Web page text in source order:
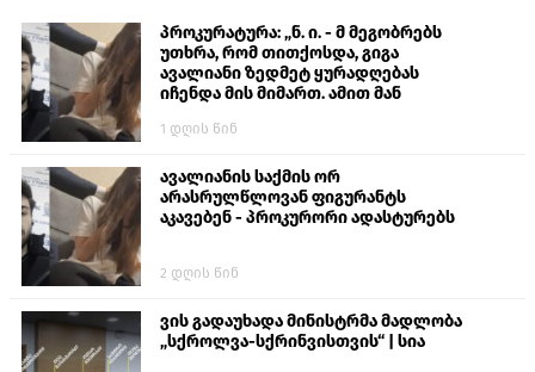
პროკურატურა: „ნ. ი. - მ მეგობრებს
უთხრა, რომ თითქოსდა, გიგა
ავალიანი ზედმეტ ყურადღებას
იჩენდა მის მიმართ. ამით მან
თავს დასხმოდა გიგა ავალიანს“
1 დღის წინ
ავალიანის საქმის ორ
არასრულწლოვან ფიგურანტს
აკავებენ - პროკურორი ადასტურებს
2 დღის წინ
ვის გადაუხადა მინისტრმა მადლობა
„სქროლვა-სქრინვისთვის“ | სია